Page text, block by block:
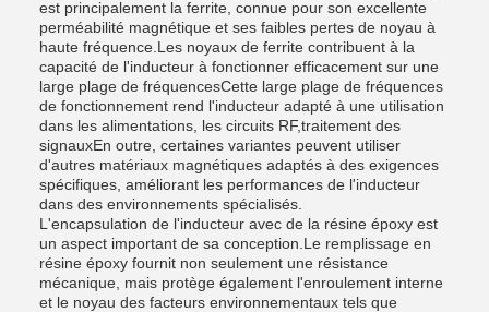
est principalement la ferrite, connue pour son excellente
perméabilité magnétique et ses faibles pertes de noyau à
haute fréquence.Les noyaux de ferrite contribuent à la
capacité de l'inducteur à fonctionner efficacement sur une
large plage de fréquencesCette large plage de fréquences
de fonctionnement rend l'inducteur adapté à une utilisation
dans les alimentations, les circuits RF,traitement des
signauxEn outre, certaines variantes peuvent utiliser
d'autres matériaux magnétiques adaptés à des exigences
spécifiques, améliorant les performances de l'inducteur
dans des environnements spécialisés.
L'encapsulation de l'inducteur avec de la résine époxy est
un aspect important de sa conception.Le remplissage en
résine époxy fournit non seulement une résistance
mécanique, mais protège également l'enroulement interne
et le noyau des facteurs environnementaux tels que